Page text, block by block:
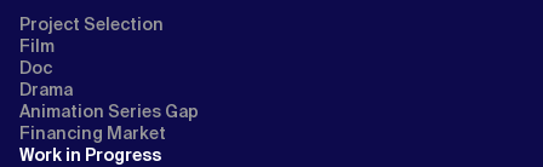
Project Selection
Film
Doc
Drama
Animation Series Gap
Financing Market
Work in Progress